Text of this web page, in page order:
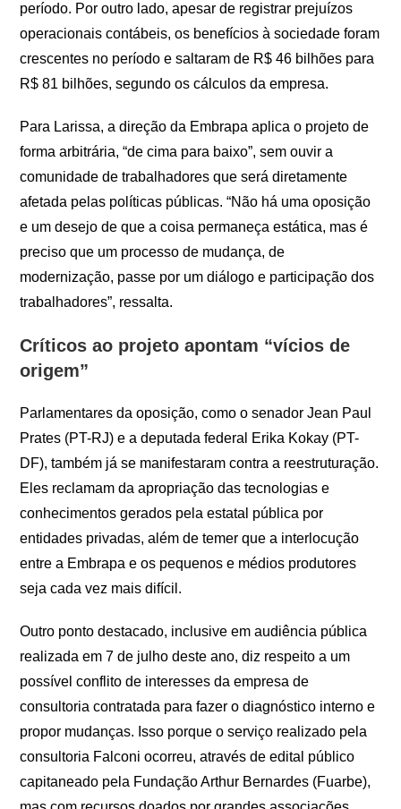
período. Por outro lado, apesar de registrar prejuízos
operacionais contábeis, os benefícios à sociedade foram
crescentes no período e saltaram de R$ 46 bilhões para
R$ 81 bilhões, segundo os cálculos da empresa.
Para Larissa, a direção da Embrapa aplica o projeto de
forma arbitrária, “de cima para baixo”, sem ouvir a
comunidade de trabalhadores que será diretamente
afetada pelas políticas públicas. “Não há uma oposição
e um desejo de que a coisa permaneça estática, mas é
preciso que um processo de mudança, de
modernização, passe por um diálogo e participação dos
trabalhadores”, ressalta.
Críticos ao projeto apontam “vícios de
origem”
Parlamentares da oposição, como o senador Jean Paul
Prates (PT-RJ) e a deputada federal Erika Kokay (PT-
DF), também já se manifestaram contra a reestruturação.
Eles reclamam da apropriação das tecnologias e
conhecimentos gerados pela estatal pública por
entidades privadas, além de temer que a interlocução
entre a Embrapa e os pequenos e médios produtores
seja cada vez mais difícil.
Outro ponto destacado, inclusive em audiência pública
realizada em 7 de julho deste ano, diz respeito a um
possível conflito de interesses da empresa de
consultoria contratada para fazer o diagnóstico interno e
propor mudanças. Isso porque o serviço realizado pela
consultoria Falconi ocorreu, através de edital público
capitaneado pela Fundação Arthur Bernardes (Fuarbe),